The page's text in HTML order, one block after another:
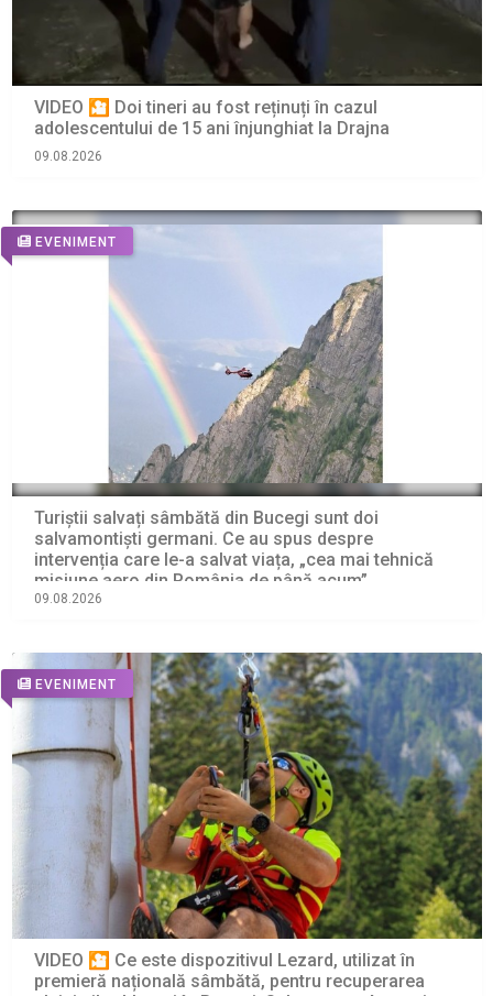
VIDEO 🎦 Doi tineri au fost reținuți în cazul
adolescentului de 15 ani înjunghiat la Drajna
09.08.2026
EVENIMENT
Turiștii salvați sâmbătă din Bucegi sunt doi
salvamontiști germani. Ce au spus despre
intervenția care le-a salvat viața, „cea mai tehnică
misiune aero din România de până acum”
09.08.2026
EVENIMENT
VIDEO 🎦 Ce este dispozitivul Lezard, utilizat în
premieră națională sâmbătă, pentru recuperarea